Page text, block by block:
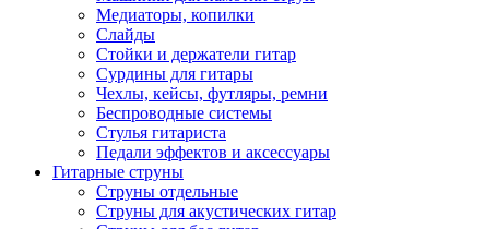
Медиаторы, копилки
Слайды
Стойки и держатели гитар
Сурдины для гитары
Чехлы, кейсы, футляры, ремни
Беспроводные системы
Стулья гитариста
Педали эффектов и аксессуары
Гитарные струны
Струны отдельные
Струны для акустических гитар